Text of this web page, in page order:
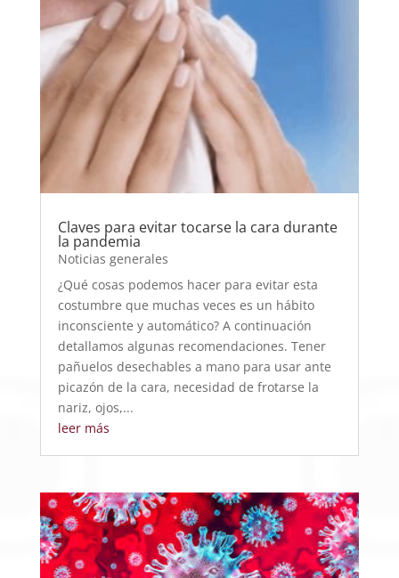
Claves para evitar tocarse la cara durante
la pandemia
Noticias generales
¿Qué cosas podemos hacer para evitar esta
costumbre que muchas veces es un hábito
inconsciente y automático? A continuación
detallamos algunas recomendaciones. Tener
pañuelos desechables a mano para usar ante
picazón de la cara, necesidad de frotarse la
nariz, ojos,...
leer más